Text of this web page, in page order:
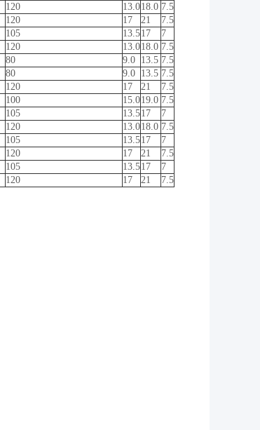
120 13.018.0 7.5
120 17 21
7.5
105 13.517
7
120 13.018.0 7.5
80 9.0 13.5 7.5
80 9.0 13.5 7.5
120 17 21
7.5
100 15.019.0 7.5
105 13.517
7
120 13.018.0 7.5
105 13.517
7
120 17 21
7.5
105 13.517
7
120 17 21
7.5